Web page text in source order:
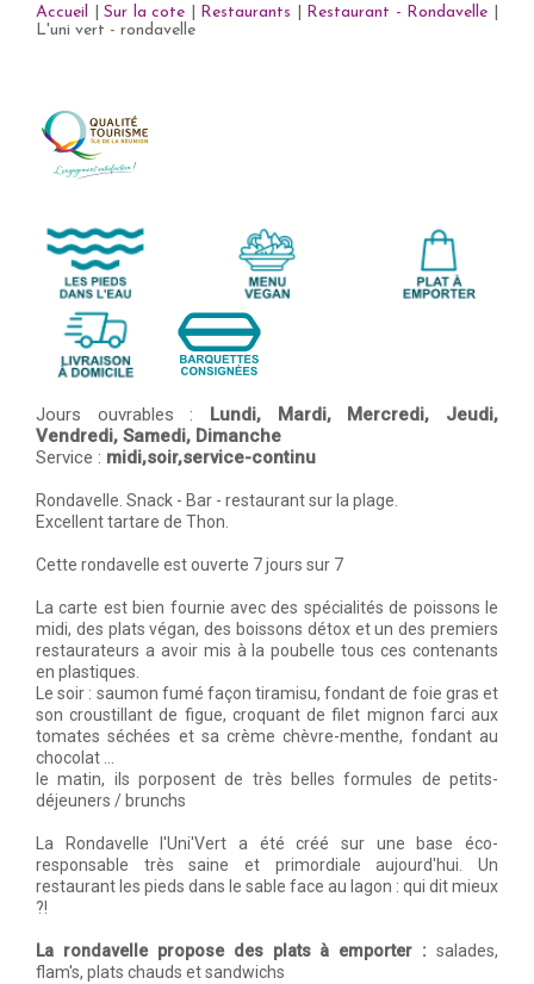
Accueil |Sur la cote Restaurants Restaurant - Rondavelle
L'uni vert - rondavelle
Jours ouvrables : Lundi, Mardi, Mercredi, Jeudi,
Vendredi, Samedi, Dimanche
Service : midi,soir,service-continu
Rondavelle. Snack - Bar - restaurant sur la plage.
Excellent tartare de Thon.
Cette rondavelle est ouverte 7 jours sur 7
La carte est bien fournie avec des spécialités de poissons le
midi, des plats végan, des boissons détox et un des premiers
restaurateurs a avoir mis à la poubelle tous ces contenants
en plastiques.
Le soir : saumon fumé façon tiramisu, fondant de foie gras et
son croustillant de figue, croquant de filet mignon farci aux
tomates séchées et sa crème chèvre-menthe, fondant au
chocolat ...
le matin, ils porposent de très belles formules de petits-
déjeuners / brunchs
La Rondavelle l'Uni'Vert a été créé sur une base éco-
responsable très saine et primordiale aujourd'hui. Un
restaurant les pieds dans le sable face au lagon : qui dit mieux
?!
La rondavelle propose des plats à emporter : salades,
flam's, plats chauds et sandwichs